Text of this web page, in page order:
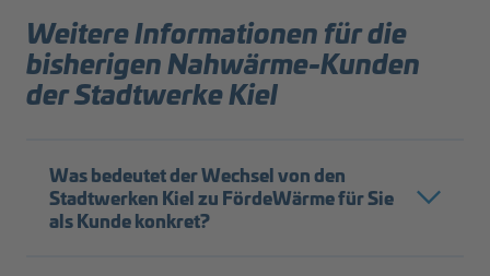
Weitere Informationen für die
bisherigen Nahwärme-Kunden
der Stadtwerke Kiel
Was bedeutet der Wechsel von den
Stadtwerken Kiel zu FördeWärme für Sie
als Kunde konkret?